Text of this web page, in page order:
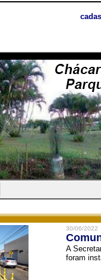
30/06/2022
A
foram